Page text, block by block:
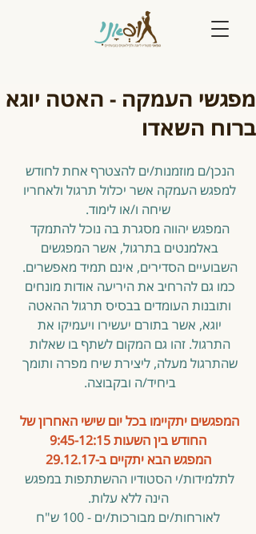
מפגשי העמקה - האטה יוגא
ברוח השאדו
הנכן/ם מוזמנות/ים להצטרף אחת לחודש
למפגש העמקה אשר יכלול תרגול ולאחריו
שיחה ו/או לימוד.
המפגש יהווה מסגרת בה נוכל להתמקד
באלמנטים בתרגול, אשר המפגשים
השבועיים הסדירים, אינם תמיד מאפשרים.
כמו גם להרחיב את היריעה אודות מונחים
ותובנות העומדים בבסיס תרגול ההאטה
יוגא, אשר בתורם יעשירו ויעמיקו את
התרגול. זהו גם המקום לשתף בו שאלות
שהתרגול מעלה, ליצירת שיח מפרה ותומך
ביחיד/ה ובקבוצה.
המפגשים יתקיימו בכל יום שישי האחרון של
החודש בין השעות 9:45-12:15
המפגש הבא יתקיים ב-29.12.17
לתלמידות/י הסטודיו ההשתתפות במפגש
הינה ללא עלות.
לאורחות/ים מבורכות/ים - 100 ש"ח